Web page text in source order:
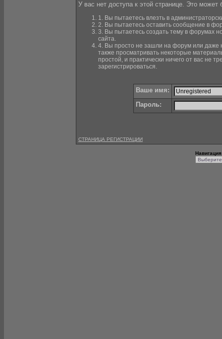
У вас нет доступа к этой странице. Это
1. Вы пытаетесь влезть в
2. Вы пытаетесь оставить сообщение в
3. Вы пытаетесь создать тему в форумах
сайта.
4. Вы просто не зашли на форум или даже
также просматривать некоторые
простой, и практически ничего от вас не
зарегистрироваться.
Ваше имя:
Пароль:
СТРАНИЦА РЕГИСТРАЦИИ